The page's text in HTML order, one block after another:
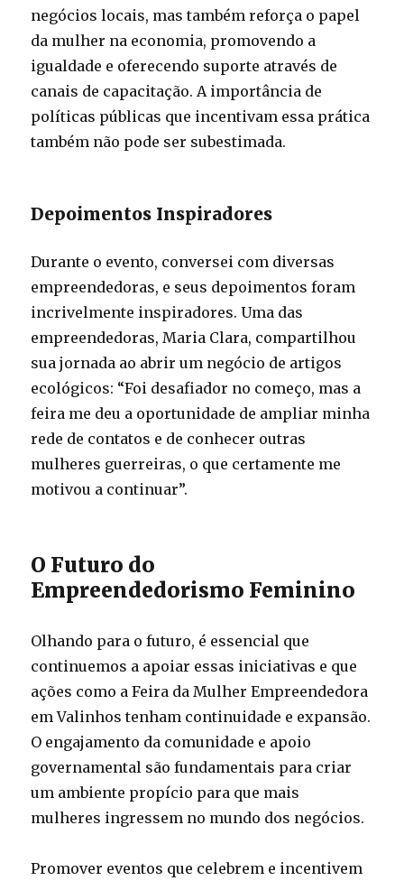
negócios locais, mas também reforça o papel
da mulher na economia, promovendo a
igualdade e oferecendo suporte através de
canais de capacitação. A importância de
políticas públicas que incentivam essa prática
também não pode ser subestimada.
Depoimentos Inspiradores
Durante o evento, conversei com diversas
empreendedoras, e seus depoimentos foram
incrivelmente inspiradores. Uma das
empreendedoras, Maria Clara, compartilhou
sua jornada ao abrir um negócio de artigos
ecológicos: “Foi desafiador no começo, mas a
feira me deu a oportunidade de ampliar minha
rede de contatos e de conhecer outras
mulheres guerreiras, o que certamente me
motivou a continuar”.
O Futuro do
Empreendedorismo Feminino
Olhando para o futuro, é essencial que
continuemos a apoiar essas iniciativas e que
ações como a Feira da Mulher Empreendedora
em Valinhos tenham continuidade e expansão.
O engajamento da comunidade e apoio
governamental são fundamentais para criar
um ambiente propício para que mais
mulheres ingressem no mundo dos negócios.
Promover eventos que celebrem e incentivem